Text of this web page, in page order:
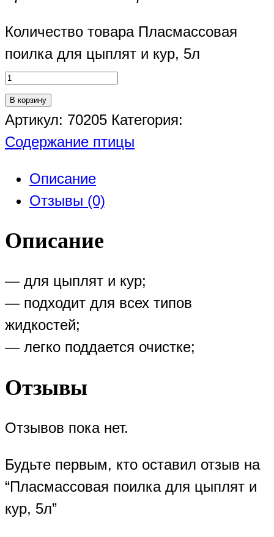
Количество товара Пласмассовая
поилка для цыплят и кур, 5л
В корзину
Артикул: 70205 Категория:
Содержание птицы
Описание
Отзывы (0)
Описание
— для цыплят и кур;
— подходит для всех типов
жидкостей;
— легко поддается очистке;
Отзывы
Отзывов пока нет.
Будьте первым, кто оставил отзыв на
“Пласмассовая поилка для цыплят и
кур, 5л”